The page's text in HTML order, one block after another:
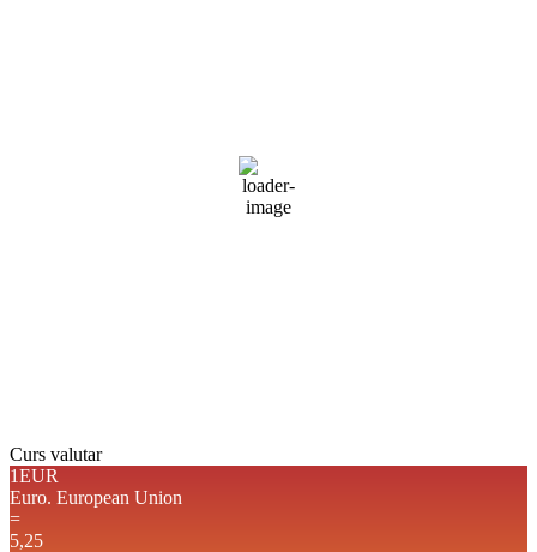
94 %
1019 mb
3 mph
Rafală vânturi:
Curs valutar
1EUR
Euro. European Union
=
5,25